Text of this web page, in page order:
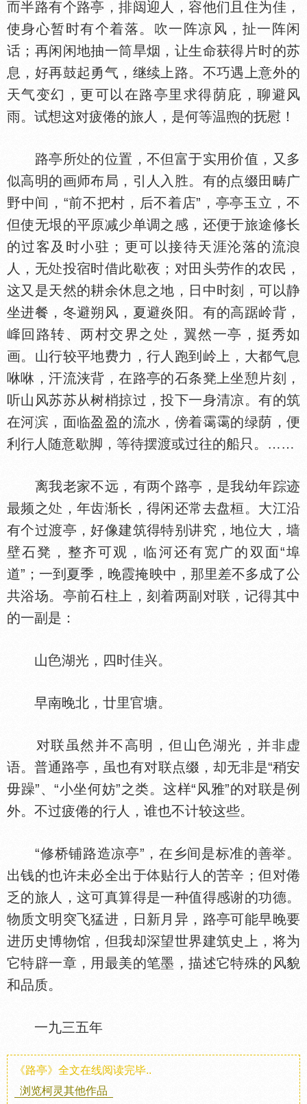
而半路有个路亭，排闼迎人，容他们且住为佳，
使身心暂时有个着落。吹一阵凉风，扯一阵闲
话；再闲闲地抽一筒旱烟，让生命获得片时的苏
息，好再鼓起勇气，继续上路。不巧遇上意外的
天气变幻，更可以在路亭里求得荫庇，聊避风
雨。试想这对疲倦的旅人，是何等温煦的抚慰！
路亭所
的位置，不但富于实用价值，又多
似高明的画师布局，引人入胜。有的点缀田畴广
野中间，“前不把村，后不着店”，亭亭玉立，不
但使无垠的平原减少单调之感，还便于旅途修长
的过客及时小驻；更可以接待天涯沦落的流
人，无
投宿时借此歇夜；对田头劳作的农民，
这又是天然的耕余休息之地，日中时刻，可以静
坐进餐，冬避朔风，夏避炎阳。有的高踞岭背，
回路转、两村交界之
，翼然一亭，挺秀如
画。山行较平地费力，行人跑到岭上，大都气息
咻咻，汗流浃背，在路亭的石条凳上坐憩片刻，
听山风苏苏从树梢掠过，投下一身清凉。有的筑
在河滨，面临盈盈的流
，傍着霭霭的绿荫，便
利行人随意歇脚，等待摆渡或过往的船只。……
离我老家不远，有两个路亭，是我幼年踪迹
最频之
，年齿渐长，得闲还常去盘桓。大江沿
有个过渡亭，好像建筑得特别讲究，地位大，墙
壁石凳，整齐可观，临河还有宽广的双面“埠
道”；一到夏季，晚霞掩映中，那里差不多成了公
共浴场。亭前石柱上，刻着两副对联，记得其中
的一副是：
山 湖光，四时佳兴。
早南晚北，廿里官塘。
对联虽然并不高明，但山
湖光，并非虚
语。普通路亭，虽也有对联点缀，却无非是“稍安
毋躁”、“小坐何妨”之类。这样“风雅”的对联是例
外。不过疲倦的行人，谁也不计较这些。
“修桥铺路造凉亭”，在乡间是标准的善举。
出钱的也许未必全出于
贴行人的苦辛；但对倦
乏的旅人，这可真算得是一种值得感谢的功德。
物质文明突飞猛进，日新月异，路亭可能早晚要
进历史博物馆，但我却深望世界建筑史上，将为
它特辟一章，用最美的笔墨，描述它特殊的风貌
和品质。
一九三五年
《路亭》全文在线阅读完毕..
浏览柯灵其他作品